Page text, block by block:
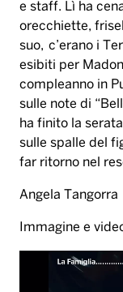
e staff. Lì ha
orecchiette,
suo, c’erano i
esibiti per
compleanno in
sulle note di
ha finito la
sulle spalle del
far ritorno nel
Angela Tangorra
Immagine e